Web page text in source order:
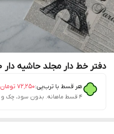
دفتر خط دار مجلد حاشیه دار ۵۰برگ طرح مراکلوس
هر قسط با ترب‌پی:۷۲٬۲۵۰ تومان
۴ قسط ماهانه. بدون سود، چک و ضامن.